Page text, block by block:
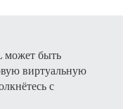
может быть
виртуальную
с